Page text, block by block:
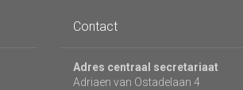
Contact
Adres centraal secretariaat
Adriaen van Ostadelaan 4